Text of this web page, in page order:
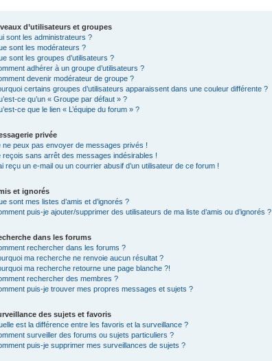
d’utilisateurs et groupes
sont les administrateurs ?
sont les modérateurs ?
sont les groupes d’utilisateurs ?
adhérer à un groupe d’utilisateurs ?
devenir modérateur de groupe ?
certains groupes d’utilisateurs apparaissent dans une couleur différente ?
ce qu’un « Groupe par défaut » ?
ce que le lien « L’équipe du forum » ?
privée
ne peux pas envoyer de messages privés !
reçois sans arrêt des messages indésirables !
reçu un e-mail ou un courrier abusif d’un utilisateur de ce forum !
et ignorés
sont mes listes d’amis et d’ignorés ?
puis-je ajouter/supprimer des utilisateurs de ma liste d’amis ou d’ignorés ?
dans les forums
rechercher dans les forums ?
ma recherche ne renvoie aucun résultat ?
ma recherche retourne une page blanche ?!
rechercher des membres ?
puis-je trouver mes propres messages et sujets ?
des sujets et favoris
est la différence entre les favoris et la surveillance ?
surveiller des forums ou sujets particuliers ?
puis-je supprimer mes surveillances de sujets ?